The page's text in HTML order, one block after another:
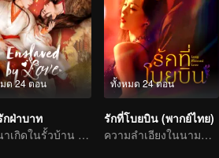
ด 24 ตอน
ฝ่าบาท
วาสนาเกิดในรั้วบ้าน รักสลายที่ตำหนักบูรพา
ทั้งหมด 24 ตอน
รักที่โบยบิน (พากย์ไทย)
ความลำเอียงในนามของการตอบแทนบุญคุณ